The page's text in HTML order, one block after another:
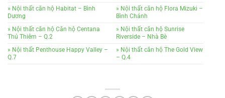
» Nội thất căn hộ Habitat – Bình
Dương
» Nội thất căn hộ Flora Mizuki –
Bình Chánh
» Nội thất căn hộ Căn hộ Centana
Thủ Thiêm – Q.2
» Nội thất căn hộ Sunrise
Riverside – Nhà Bè
» Nội thất Penthouse Happy Valley –
Q.7
» Nội thất căn hộ The Gold View
– Q.4